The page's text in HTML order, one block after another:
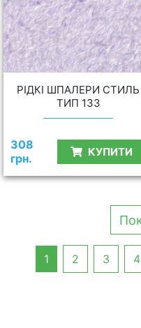
РІДКІ ШПАЛЕРИ СТИЛЬ
ТИП 133
308
грн.
КУПИТИ
1 2 3 4